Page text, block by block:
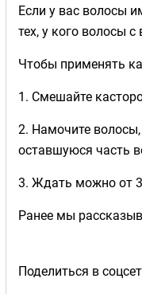
Если у вас волосы
тех, у кого волосы
Чтобы применять
1. Смешайте
2. Намочите волосы,
оставшуюся часть
3. Ждать можно от
Ранее мы
Поделиться в